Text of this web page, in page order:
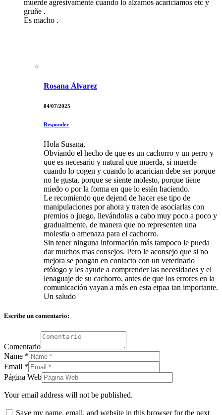
muerde agresivamente cuando lo alzamos acariciamos etc y
gruñe .
Es macho .
Rosana Álvarez
04/07/2025
Responder
Hola Susana,
Obviando el hecho de que es un cachorro y un perro y
que es necesario y natural que muerda, si muerde
cuando lo cogen y cuando lo acarician debe ser porque
no le gusta, porque se siente molesto, porque tiene
miedo o por la forma en que lo estén haciendo.
Le recomiendo que dejend de hacer ese tipo de
manipulaciones por ahora y traten de asociarlas con
premios o juego, llevándolas a cabo muy poco a poco y
gradualmente, de manera que no representen una
molestia o amenaza para el cachorro.
Sin tener ninguna información más tampoco le pueda
dar muchos mas consejos. Pero le aconsejo que si no
mejora se pongan en contacto con un veterinario
etólogo y les ayude a comprender las necesidades y el
lenaguaje de su cachorro, antes de que los errores en la
comunicación vayan a más en esta etpaa tan importante.
Un saludo
Escribe un comentario:
Comentario
Name *
Email *
Página Web
Your email address will not be published.
Save my name, email, and website in this browser for the next